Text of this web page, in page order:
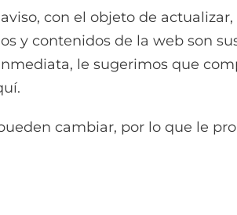
con el objeto de actualizar,
y contenidos de la web son
le sugerimos que
cambiar, por lo que le